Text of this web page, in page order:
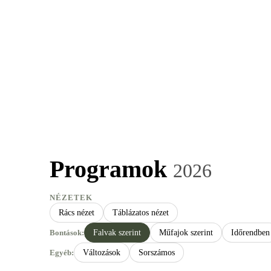
Programok 2026
NÉZETEK
Rács nézet
Táblázatos nézet
Bontások: Falvak szerint Műfajok szerint Időrendben
Egyéb: Változások Sorszámos